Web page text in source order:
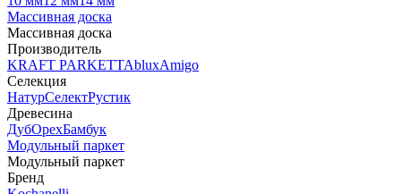
Массивная доска
Массивная доска
Производитель
KRAFT PARKETTAbluxAmigo
Селекция
НатурСелектРустик
Древесина
ДубОрехБамбук
Модульный паркет
Модульный паркет
Бренд